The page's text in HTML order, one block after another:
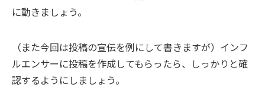
に動きましょう。
（また今回は投稿の宣伝を例にして書きますが）インフ
ルエンサーに投稿を作成してもらったら、しっかりと確
認するようにしましょう。